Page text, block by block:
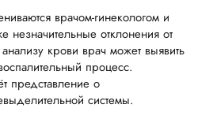
врачом-гинекологом и
незначительные отклонения от
крови врач может выявить
процесс.
представление о
системы.